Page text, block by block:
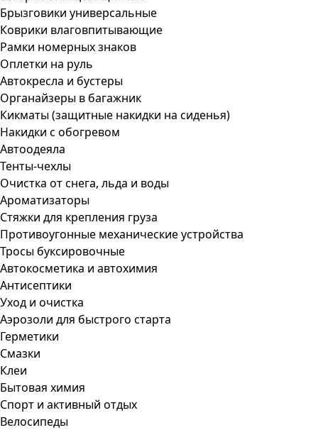
Брызговики универсальные
Коврики влаговпитывающие
Рамки номерных знаков
Оплетки на руль
Автокресла и бустеры
Органайзеры в багажник
Кикматы (защитные накидки на сиденья)
Накидки с обогревом
Автоодеяла
Тенты-чехлы
Очистка от снега, льда и воды
Ароматизаторы
Стяжки для крепления груза
Противоугонные механические устройства
Тросы буксировочные
Автокосметика и автохимия
Антисептики
Уход и очистка
Аэрозоли для быстрого старта
Герметики
Смазки
Клеи
Бытовая химия
Спорт и активный отдых
Велосипеды